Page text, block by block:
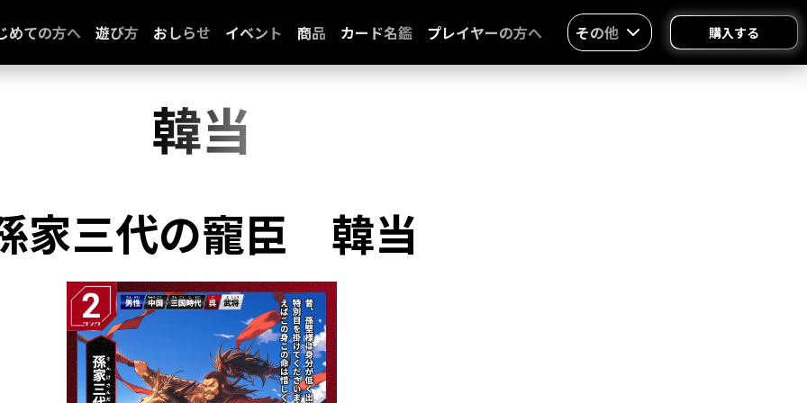
めての方へ 遊び方 おしらせ イベント 商品 カード名鑑 プレイヤーの方へ その他 購入する
韓当
家三代の寵臣 韓当